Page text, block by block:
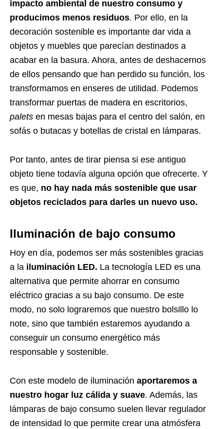
impacto ambiental de nuestro consumo y
producimos menos residuos. Por ello, en la
decoración sostenible es importante dar vida a
objetos y muebles que parecían destinados a
acabar en la basura. Ahora, antes de deshacernos
de ellos pensando que han perdido su función, los
transformamos en enseres de utilidad. Podemos
transformar puertas de madera en escritorios,
palets en mesas bajas para el centro del salón, en
sofás o butacas y botellas de cristal en lámparas.
Por tanto, antes de tirar piensa si ese antiguo
objeto tiene todavía alguna opción que ofrecerte. Y
es que, no hay nada más sostenible que usar
objetos reciclados para darles un nuevo uso.
Iluminación de bajo consumo
Hoy en día, podemos ser más sostenibles gracias
a la iluminación LED. La tecnología LED es una
alternativa que permite ahorrar en consumo
eléctrico gracias a su bajo consumo. De este
modo, no solo lograremos que nuestro bolsillo lo
note, sino que también estaremos ayudando a
conseguir un consumo energético más
responsable y sostenible.
Con este modelo de iluminación aportaremos a
nuestro hogar luz cálida y suave. Además, las
lámparas de bajo consumo suelen llevar regulador
de intensidad lo que permite crear una atmósfera